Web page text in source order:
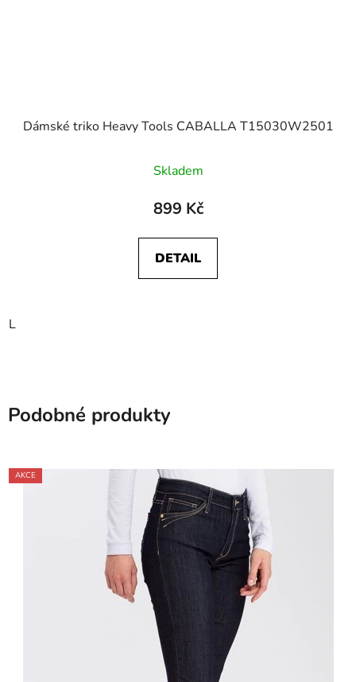
Dámské triko Heavy Tools CABALLA T15030W2501
Skladem
899 Kč
DETAIL
L
Podobné produkty
AKCE